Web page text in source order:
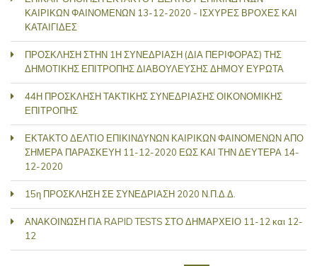
ΚΑΙΡΙΚΩΝ ΦΑΙΝΟΜΕΝΩΝ 13-12-2020 - ΙΣΧΥΡΕΣ ΒΡΟΧΕΣ ΚΑΙ
ΚΑΤΑΙΓΙΔΕΣ
ΠΡΟΣΚΛΗΣΗ ΣΤΗΝ 1Η ΣΥΝΕΔΡΙΑΣΗ (ΔΙΑ ΠΕΡΙΦΟΡΑΣ) ΤΗΣ
ΔΗΜΟΤΙΚΗΣ ΕΠΙΤΡΟΠΗΣ ΔΙΑΒΟΥΛΕΥΣΗΣ ΔΗΜΟΥ ΕΥΡΩΤΑ
44Η ΠΡΟΣΚΛΗΣΗ ΤΑΚΤΙΚΗΣ ΣΥΝΕΔΡΙΑΣΗΣ ΟΙΚΟΝΟΜΙΚΗΣ
ΕΠΙΤΡΟΠΗΣ
ΕΚΤΑΚΤΟ ΔΕΛΤΙΟ ΕΠΙΚΙΝΔΥΝΩΝ ΚΑΙΡΙΚΩΝ ΦΑΙΝΟΜΕΝΩΝ ΑΠΟ
ΣΗΜΕΡΑ ΠΑΡΑΣΚΕΥΗ 11-12-2020 ΕΩΣ ΚΑΙ ΤΗΝ ΔΕΥΤΕΡΑ 14-
12-2020
15η ΠΡΟΣΚΛΗΣΗ ΣΕ ΣΥΝΕΔΡΙΑΣΗ 2020 Ν.Π.Δ.Δ.
ΑΝΑΚΟΙΝΩΣΗ ΓΙΑ RAPID TESTS ΣΤΟ ΔΗΜΑΡΧΕΙΟ 11-12 και 12-
12